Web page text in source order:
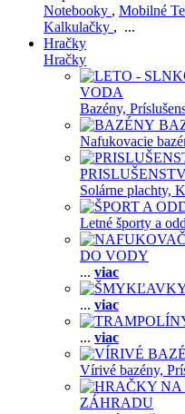
Notebooky , Mobilné
Kalkulačky , ...
Hračky
Hračky
VODA
Bazény,
Nafukovacie
Solárne plachty,
Letné športy a
DO VODY
... viac
... viac
... viac
Vírivé bazény,
ZÁHRADU